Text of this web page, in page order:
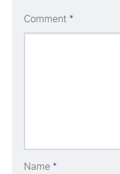
Comment *
Name*